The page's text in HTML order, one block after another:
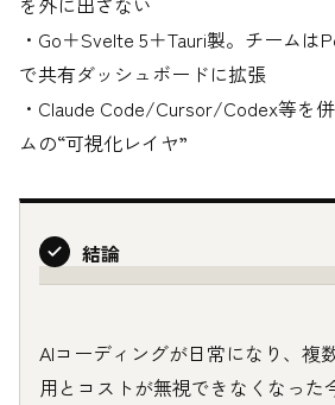
・Go＋Svelte 5＋Tauri製。チーム
で共有ダッシュボードに拡張
・Claude Code/Cursor/Codex等を
ムの“可視化レイヤ”
結論
AIコーディングが日常になり、複
用とコストが無視できなくなった